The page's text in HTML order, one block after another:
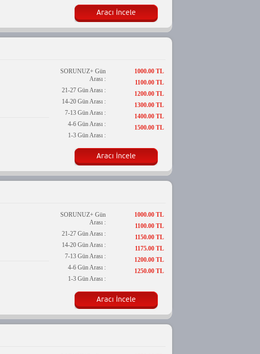
Aracı İncele
SORUNUZ+ Gün
Arası :
21-27 Gün Arası :
14-20 Gün Arası :
7-13 Gün Arası :
4-6 Gün Arası :
1-3 Gün Arası :
1000.00 TL
1100.00 TL
1200.00 TL
1300.00 TL
1400.00 TL
1500.00 TL
Aracı İncele
SORUNUZ+ Gün
Arası :
21-27 Gün Arası :
14-20 Gün Arası :
7-13 Gün Arası :
4-6 Gün Arası :
1-3 Gün Arası :
1000.00 TL
1100.00 TL
1150.00 TL
1175.00 TL
1200.00 TL
1250.00 TL
Aracı İncele